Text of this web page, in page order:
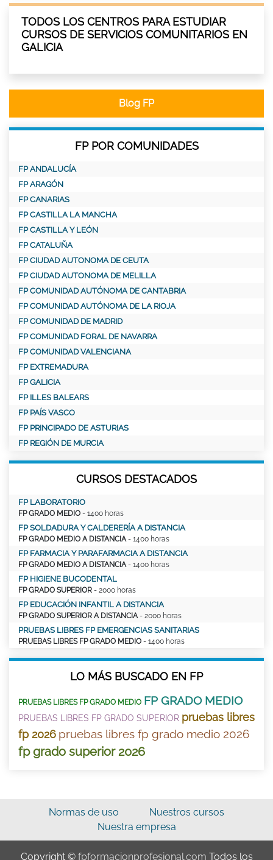
TODOS LOS CENTROS PARA ESTUDIAR
CURSOS DE SERVICIOS COMUNITARIOS EN
GALICIA
Blog FP
FP POR COMUNIDADES
FP ANDALUCÍA
FP ARAGÓN
FP CANARIAS
FP CASTILLA LA MANCHA
FP CASTILLA Y LEÓN
FP CATALUÑA
FP CIUDAD AUTONOMA DE CEUTA
FP CIUDAD AUTONOMA DE MELILLA
FP COMUNIDAD AUTÓNOMA DE CANTABRIA
FP COMUNIDAD AUTÓNOMA DE LA RIOJA
FP COMUNIDAD DE MADRID
FP COMUNIDAD FORAL DE NAVARRA
FP COMUNIDAD VALENCIANA
FP EXTREMADURA
FP GALICIA
FP ILLES BALEARS
FP PAÍS VASCO
FP PRINCIPADO DE ASTURIAS
FP REGIÓN DE MURCIA
CURSOS DESTACADOS
FP LABORATORIO
FP GRADO MEDIO - 1400 horas
FP SOLDADURA Y CALDERERÍA A DISTANCIA
FP GRADO MEDIO A DISTANCIA - 1400 horas
FP FARMACIA Y PARAFARMACIA A DISTANCIA
FP GRADO MEDIO A DISTANCIA - 1400 horas
FP HIGIENE BUCODENTAL
FP GRADO SUPERIOR - 2000 horas
FP EDUCACIÓN INFANTIL A DISTANCIA
FP GRADO SUPERIOR A DISTANCIA - 2000 horas
PRUEBAS LIBRES FP EMERGENCIAS SANITARIAS
PRUEBAS LIBRES FP GRADO MEDIO - 1400 horas
LO MÁS BUSCADO EN FP
PRUEBAS LIBRES FP GRADO MEDIO FP GRADO MEDIO
PRUEBAS LIBRES FP GRADO SUPERIOR pruebas libres
fp 2026 pruebas libres fp grado medio 2026
fp grado superior 2026
Normas de uso
Nuestros cursos
Nuestra empresa
Copyright © fpformacionprofesional.com Todos los